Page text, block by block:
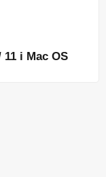
11 i Mac OS